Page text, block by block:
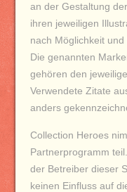
an der Gestaltung
ihren jeweiligen
nach Möglichkeit
Die genannten
gehören den
Verwendete Zitate
anders
Collection Heroes
Partnerprogramm
der Betreiber dieser
keinen Einfluss auf